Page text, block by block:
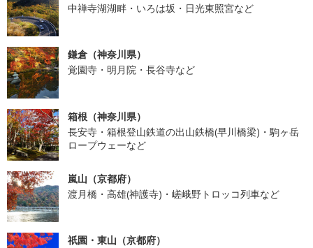
中禅寺湖湖畔・いろは坂・日光東照宮など
鎌倉（神奈川県）
覚園寺・明月院・長谷寺など
箱根（神奈川県）
長安寺・箱根登山鉄道の出山鉄橋(早川橋梁)・駒ヶ岳
ロープウェーなど
嵐山（京都府）
渡月橋・高雄(神護寺)・嵯峨野トロッコ列車など
祇園・東山（京都府）